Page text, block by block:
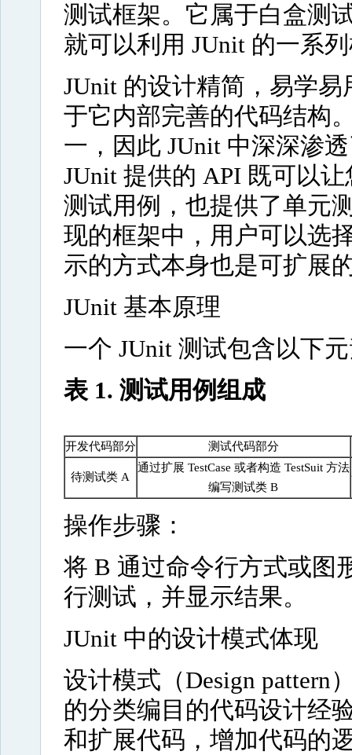
测试框架。它属于白盒测
就可以利用 JUnit 的一系
JUnit 的设计精简，易学
于它内部完善的代码结构
一，因此 JUnit 中深深渗
JUnit 提供的 API 既可以
测试用例，也提供了单元
现的框架中，用户可以选
示的方式本身也是可扩展
JUnit 基本原理
一个 JUnit 测试包含以下
表 1. 测试用例组成
开发代码部分 测试代码部分
待测试类 A
通过扩展 TestCase 或者构造 TestSuit 方法
编写测试类 B
操作步骤：
将 B 通过命令行方式或图
行测试，并显示结果。
JUnit 中的设计模式体现
设计模式（Design pattern
的分类编目的代码设计经
和扩展代码，增加代码的